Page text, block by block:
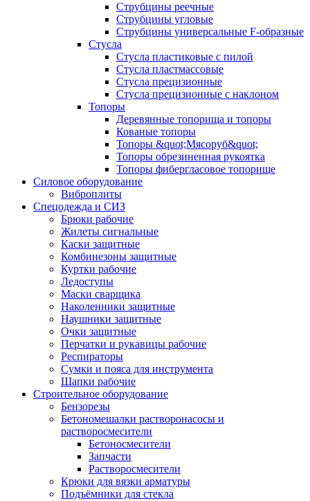
Струбцины реечные
Струбцины угловые
Струбцины универсальные F-образные
Стусла
Стусла пластиковые с пилой
Стусла пластмассовые
Стусла прецизионные
Стусла прецизионные с наклоном
Топоры
Деревянные топорища и топоры
Кованые топоры
Топоры &quot;Мясоруб&quot;
Топоры обрезиненная рукоятка
Топоры фибергласовое топорище
Силовое оборудование
Виброплиты
Спецодежда и СИЗ
Брюки рабочие
Жилеты сигнальные
Каски защитные
Комбинезоны защитные
Куртки рабочие
Ледоступы
Маски сварщика
Наколенники защитные
Наушники защитные
Очки защитные
Перчатки и рукавицы рабочие
Респираторы
Сумки и пояса для инструмента
Шапки рабочие
Строительное оборудование
Бензорезы
Бетономешалки растворонасосы и
растворосмесители
Бетоносмесители
Запчасти
Растворосмесители
Крюки для вязки арматуры
Подъёмники для стекла